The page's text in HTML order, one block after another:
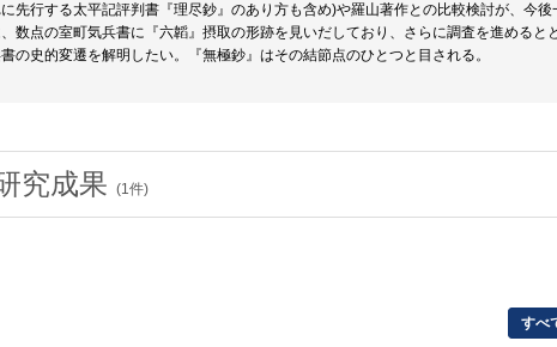
先行する太平記評判書『理尽鈔』のあり方も含め)や羅山著作との比較検討が、今後
数点の室町気兵書に『六韜』摂取の形跡を見いだしており、さらに調査を進めると
の史的変遷を解明したい。『無極鈔』はその結節点のひとつと目される。
究成果 (1件)
すべ